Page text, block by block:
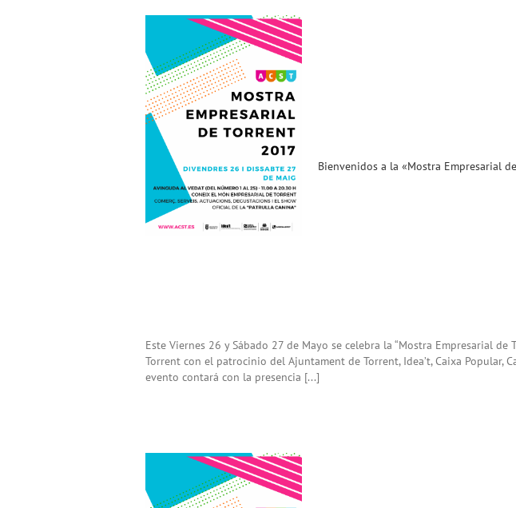
Bienvenidos a la «Mostra Empresarial
Este Viernes 26 y Sábado 27 de Mayo se celebra la “Mostra Empresarial
Torrent con el patrocinio del Ajuntament de Torrent, Idea’t, Caixa Popular,
evento contará con la presencia [...]